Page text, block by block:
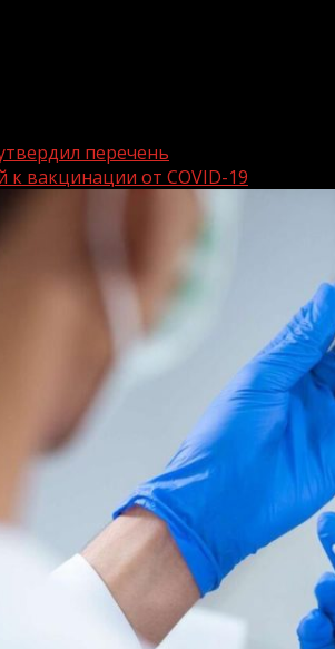
перечень
к вакцинации от COVID-19